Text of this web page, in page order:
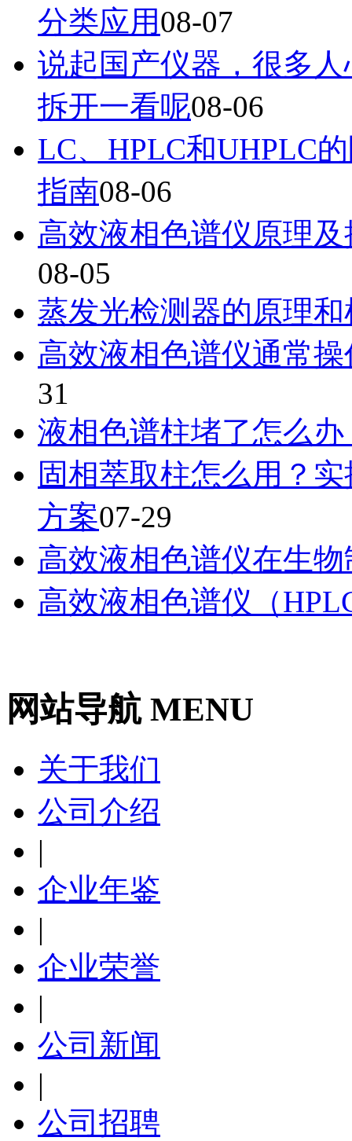
分类应用08-07
说起国产仪器，很多
拆开一看呢08-06
LC、HPLC和UHPLC
指南08-06
高效液相色谱仪原理
08-05
蒸发光检测器的原理
高效液相色谱仪通常
31
液相色谱柱堵了怎么
固相萃取柱怎么用？
方案07-29
高效液相色谱仪在生
高效液相色谱仪（
网站导航 MENU
关于我们
公司介绍
|
企业年鉴
|
企业荣誉
|
公司新闻
|
公司招聘